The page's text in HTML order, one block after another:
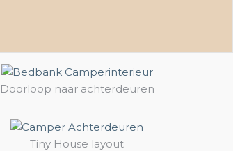
Doorloop naar achterdeuren
Tiny House layout